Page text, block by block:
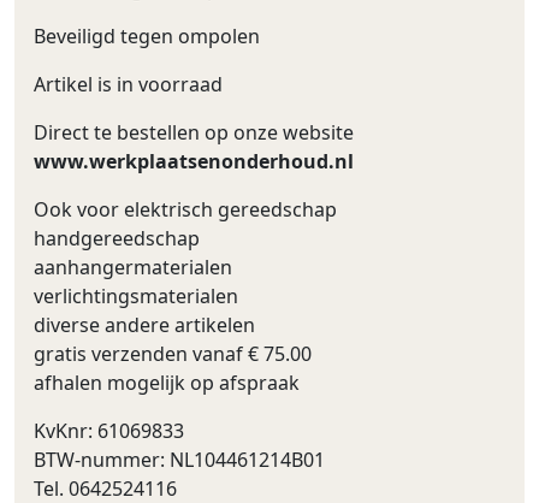
Beveiligd tegen ompolen
Artikel is in voorraad
Direct te bestellen op onze website
www.werkplaatsenonderhoud.nl
Ook voor elektrisch gereedschap
handgereedschap
aanhangermaterialen
verlichtingsmaterialen
diverse andere artikelen
gratis verzenden vanaf € 75.00
afhalen mogelijk op afspraak
KvKnr: 61069833
BTW-nummer: NL104461214B01
Tel. 0642524116